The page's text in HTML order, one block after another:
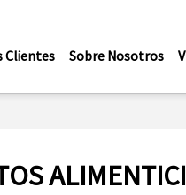
Clientes Sobre Nosotros